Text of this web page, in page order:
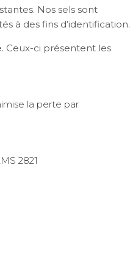
Nos sels sont
à des fins d’identification.
Ceux-ci présentent les
la perte par
2821